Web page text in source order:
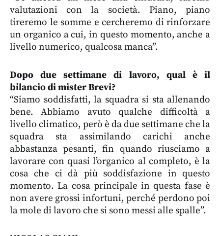
valutazioni con la società. Piano, piano
tireremo le somme e cercheremo di rinforzare
un organico a cui, in questo momento, anche a
livello numerico, qualcosa manca”.
Dopo due settimane di lavoro, qual è il
bilancio di mister Brevi?
“Siamo soddisfatti, la squadra si sta allenando
bene. Abbiamo avuto qualche difficoltà a
livello climatico, però è da due settimane che la
squadra sta assimilando carichi anche
abbastanza pesanti, fin quando riusciamo a
lavorare con quasi l’organico al completo, è la
cosa che ci dà più soddisfazione in questo
momento. La cosa principale in questa fase è
non avere grossi infortuni, perché perdono poi
la mole di lavoro che si sono messi alle spalle”.